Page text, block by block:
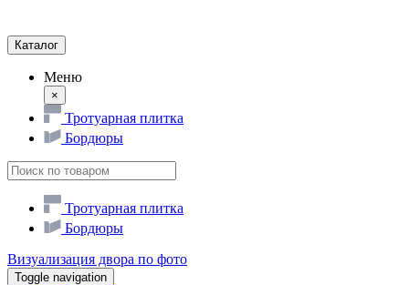
Каталог
Меню
×
Тротуарная плитка
Бордюры
Тротуарная плитка
Бордюры
Визуализация двора по фото
Toggle navigation